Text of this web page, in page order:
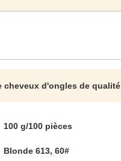
cheveux d'ongles de qualité
100 g/100 pièces
Blonde 613, 60#